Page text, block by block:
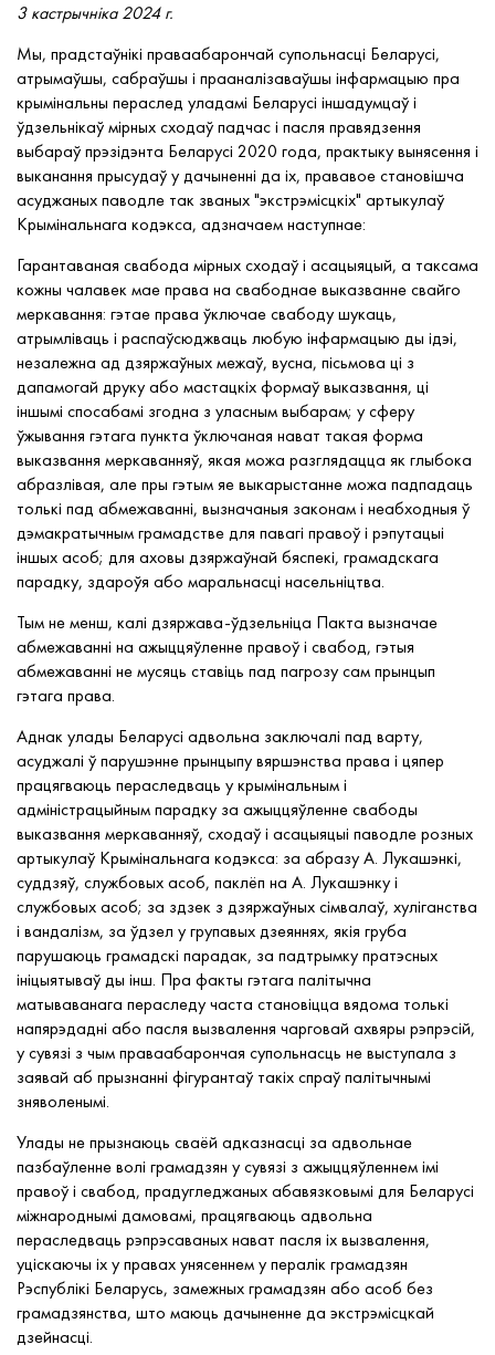
3 кастрычніка 2024 г.
Мы, прадстаўнікі праваабарончай супольнасці Беларусі,
атрымаўшы, сабраўшы і прааналізаваўшы інфармацыю пра
крымінальны пераслед уладамі Беларусі іншадумцаў і
ўдзельнікаў мірных сходаў падчас і пасля правядзення
выбараў прэзідэнта Беларусі 2020 года, практыку вынясення і
выканання прысудаў у дачыненні да іх, прававое становішча
асуджаных паводле так званых "экстрэмісцкіх" артыкулаў
Крымінальнага кодэкса, адзначаем наступнае:
Гарантаваная свабода мірных сходаў і асацыяцый, а таксама
кожны чалавек мае права на свабоднае выказванне свайго
меркавання: гэтае права ўключае свабоду шукаць,
атрымліваць і распаўсюджваць любую інфармацыю ды ідэі,
незалежна ад дзяржаўных межаў, вусна, пісьмова ці з
дапамогай друку або мастацкіх формаў выказвання, ці
іншымі спосабамі згодна з уласным выбарам; у сферу
ўжывання гэтага пункта ўключаная нават такая форма
выказвання меркаванняў, якая можа разглядацца як глыбока
абразлівая, але пры гэтым яе выкарыстанне можа падпадаць
толькі пад абмежаванні, вызначаныя законам і неабходныя ў
дэмакратычным грамадстве для павагі правоў і рэпутацыі
іншых асоб; для аховы дзяржаўнай бяспекі, грамадскага
парадку, здароўя або маральнасці насельніцтва.
Тым не менш, калі дзяржава-ўдзельніца Пакта вызначае
абмежаванні на ажыццяўленне правоў і свабод, гэтыя
абмежаванні не мусяць ставіць пад пагрозу сам прынцып
гэтага права.
Аднак улады Беларусі адвольна заключалі пад варту,
асуджалі ў парушэнне прынцыпу вяршэнства права і цяпер
працягваюць пераследваць у крымінальным і
адміністрацыйным парадку за ажыццяўленне свабоды
выказвання меркаванняў, сходаў і асацыяцыі паводле розных
артыкулаў Крымінальнага кодэкса: за абразу А. Лукашэнкі,
суддзяў, службовых асоб, паклёп на А. Лукашэнку і
службовых асоб; за здзек з дзяржаўных сімвалаў, хуліганства
і вандалізм, за ўдзел у групавых дзеяннях, якія груба
парушаюць грамадскі парадак, за падтрымку пратэсных
ініцыятываў ды інш. Пра факты гэтага палітычна
матываванага пераследу часта становіцца вядома толькі
напярэдадні або пасля вызвалення чарговай ахвяры рэпрэсій,
у сувязі з чым праваабарончая супольнасць не выступала з
заявай аб прызнанні фігурантаў такіх спраў палітычнымі
зняволенымі.
Улады не прызнаюць сваёй адказнасці за адвольнае
пазбаўленне волі грамадзян у сувязі з ажыццяўленнем імі
правоў і свабод, прадугледжаных абавязковымі для Беларусі
міжнароднымі дамовамі, працягваюць адвольна
пераследваць рэпрэсаваных нават пасля іх вызвалення,
уціскаючы іх у правах унясеннем у пералік грамадзян
Рэспублікі Беларусь, замежных грамадзян або асоб без
грамадзянства, што маюць дачыненне да экстрэмісцкай
дзейнасці.